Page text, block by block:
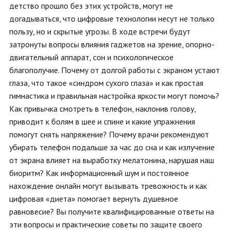
детство прошло без этих устройств, могут не
догадываться, что цифровые технологии несут не только
пользу, но и скрытые угрозы. В ходе встречи будут
затронуты вопросы влияния гаджетов на зрение, опорно-
двигательный аппарат, сон и психологическое
благополучие. Почему от долгой работы с экраном устают
глаза, что такое «синдром сухого глаза» и как простая
гимнастика и правильная настройка яркости могут помочь?
Как привычка смотреть в телефон, наклонив голову,
приводит к болям в шее и спине и какие упражнения
помогут снять напряжение? Почему врачи рекомендуют
убирать телефон подальше за час до сна и как излучение
от экрана влияет на выработку мелатонина, нарушая наш
биоритм? Как информационный шум и постоянное
нахождение онлайн могут вызывать тревожность и как
цифровая «диета» помогает вернуть душевное
равновесие? Вы получите квалифицированные ответы на
эти вопросы и практические советы по защите своего